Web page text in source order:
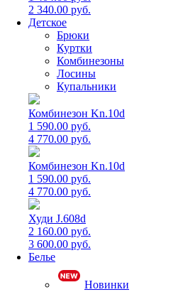
2 340.00 руб.
Детское
Брюки
Куртки
Комбинезоны
Лосины
Купальники
Комбинезон Kn.10d
1 590.00 руб.
4 770.00 руб.
Комбинезон Kn.10d
1 590.00 руб.
4 770.00 руб.
Худи J.608d
2 160.00 руб.
3 600.00 руб.
Белье
Новинки